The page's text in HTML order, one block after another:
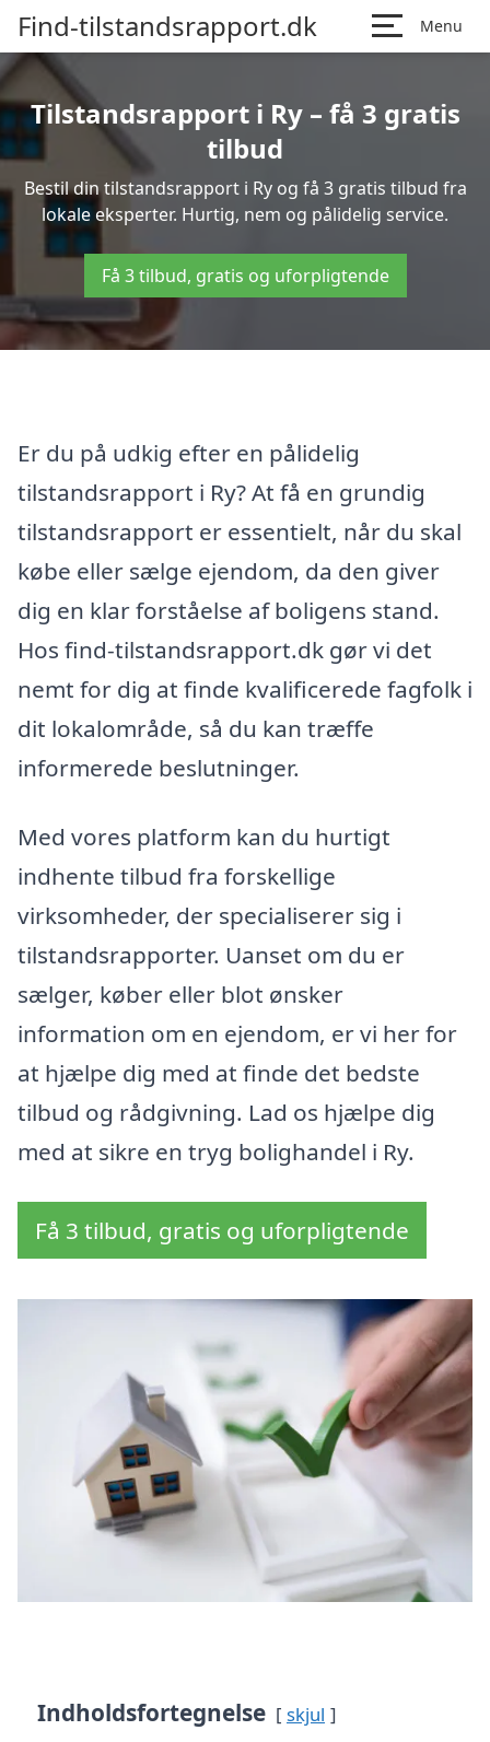
Find-tilstandsrapport.dk Menu
Tilstandsrapport i Ry – få 3 gratis
tilbud
Bestil din tilstandsrapport i Ry og få 3 gratis tilbud fra
lokale eksperter. Hurtig, nem og pålidelig service.
Få 3 tilbud, gratis og uforpligtende
Er du på udkig efter en pålidelig
tilstandsrapport i Ry? At få en grundig
tilstandsrapport er essentielt, når du skal
købe eller sælge ejendom, da den giver
dig en klar forståelse af boligens stand.
Hos find-tilstandsrapport.dk gør vi det
nemt for dig at finde kvalificerede fagfolk i
dit lokalområde, så du kan træffe
informerede beslutninger.
Med vores platform kan du hurtigt
indhente tilbud fra forskellige
virksomheder, der specialiserer sig i
tilstandsrapporter. Uanset om du er
sælger, køber eller blot ønsker
information om en ejendom, er vi her for
at hjælpe dig med at finde det bedste
tilbud og rådgivning. Lad os hjælpe dig
med at sikre en tryg bolighandel i Ry.
Få 3 tilbud, gratis og uforpligtende
Indholdsfortegnelse skjul